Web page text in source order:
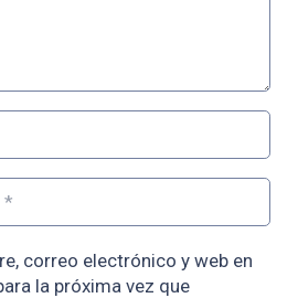
correo electrónico y web en
la próxima vez que